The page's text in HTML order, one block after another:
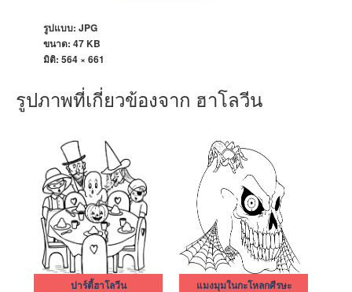
รูปแบบ: JPG
ขนาด: 47 KB
มิติ: 564 × 661
รูปภาพที่เกี่ยวข้องจาก ฮาโลวีน
ปาร์ตี้ฮาโลวีน แมงมุมในกะโหลกศีรษะ